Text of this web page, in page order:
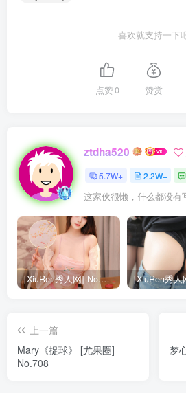
喜欢就支持一下
点赞0 赞赏
ztdha520
5.7W+ 2.2W+
这家伙很懒，什么都没有
[XiuRen秀人网] No.9040 蛋蛋宝 妩媚美腿
上一篇
Mary《捉球》 [尤果圈]
No.708
梦